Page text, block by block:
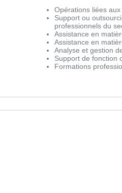
Opérations liées
Support ou
professionnels du
Assistance en
Assistance en
Analyse et gestion
Support de fonction
Formations